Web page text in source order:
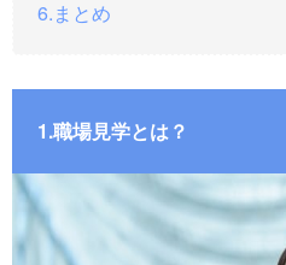
6.まとめ
1.職場見学とは？